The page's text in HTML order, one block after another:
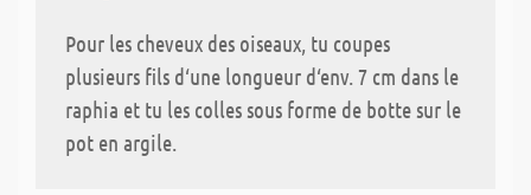
Pour les cheveux des oiseaux, tu coupes
plusieurs fils d‘une longueur d‘env. 7 cm dans le
raphia et tu les colles sous forme de botte sur le
pot en argile.